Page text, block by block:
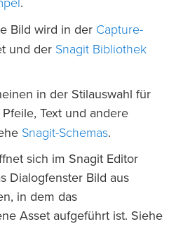
.
Bild wird in der Capture-
und der Snagit Bibliothek
in der Stilauswahl für
Text und andere
Snagit-Schemas.
sich im Snagit Editor
Dialogfenster Bild aus
in dem das
Asset aufgeführt ist. Siehe